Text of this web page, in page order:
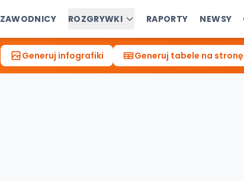
ZAWODNICY ROZGRYWKI RAPORTY NEWSY
Generuj infografiki Generuj tabele na stronę